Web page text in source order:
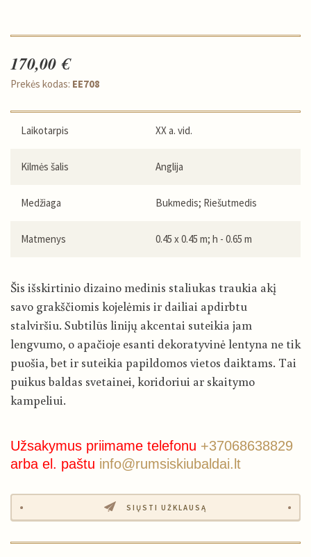
170,00 €
Prekės kodas: EE708
Laikotarpis XX a. vid.
Kilmės šalis Anglija
Medžiaga Bukmedis; Riešutmedis
Matmenys 0.45 x 0.45 m; h - 0.65 m
Šis išskirtinio dizaino medinis staliukas traukia akį
savo grakščiomis kojelėmis ir dailiai apdirbtu
stalviršiu. Subtilūs linijų akcentai suteikia jam
lengvumo, o apačioje esanti dekoratyvinė lentyna ne tik
puošia, bet ir suteikia papildomos vietos daiktams. Tai
puikus baldas svetainei, koridoriui ar skaitymo
kampeliui.
Užsakymus priimame telefonu +37068638829
arba el. paštu info@rumsiskiubaldai.lt
SIŲSTI UŽKLAUSĄ